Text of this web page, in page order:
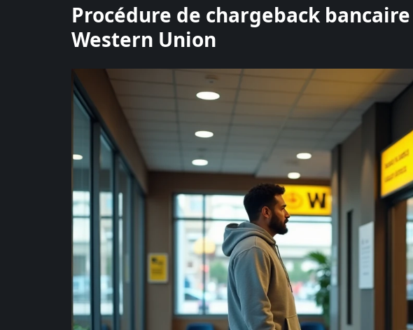
Procédure de chargeback
Western Union